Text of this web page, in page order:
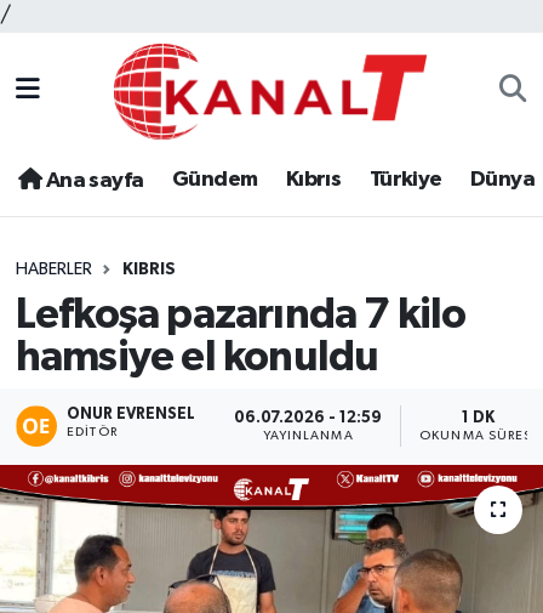
/
Ana sayfa Gündem Kıbrıs Türkiye Dünya
HABERLER KIBRIS
Lefkoşa pazarında 7 kilo
hamsiye el konuldu
ONUR EVRENSEL
EDITÖR
06.07.2026 - 12:59
YAYINLANMA
1 DK
OKUNMA SÜRESI